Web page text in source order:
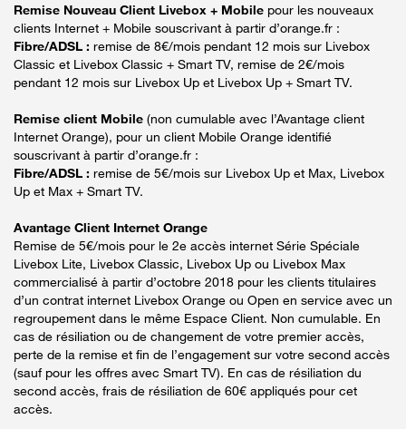
Remise Nouveau Client Livebox + Mobile pour les nouveaux
clients Internet + Mobile souscrivant à partir d’orange.fr :
Fibre/ADSL : remise de 8€/mois pendant 12 mois sur Livebox
Classic et Livebox Classic + Smart TV, remise de 2€/mois
pendant 12 mois sur Livebox Up et Livebox Up + Smart TV.
Remise client Mobile (non cumulable avec l’Avantage client
Internet Orange), pour un client Mobile Orange identifié
souscrivant à partir d’orange.fr :
Fibre/ADSL : remise de 5€/mois sur Livebox Up et Max, Livebox
Up et Max + Smart TV.
Avantage Client Internet Orange
Remise de 5€/mois pour le 2e accès internet Série Spéciale
Livebox Lite, Livebox Classic, Livebox Up ou Livebox Max
commercialisé à partir d’octobre 2018 pour les clients titulaires
d’un contrat internet Livebox Orange ou Open en service avec un
regroupement dans le même Espace Client. Non cumulable. En
cas de résiliation ou de changement de votre premier accès,
perte de la remise et fin de l’engagement sur votre second accès
(sauf pour les offres avec Smart TV). En cas de résiliation du
second accès, frais de résiliation de 60€ appliqués pour cet
accès.